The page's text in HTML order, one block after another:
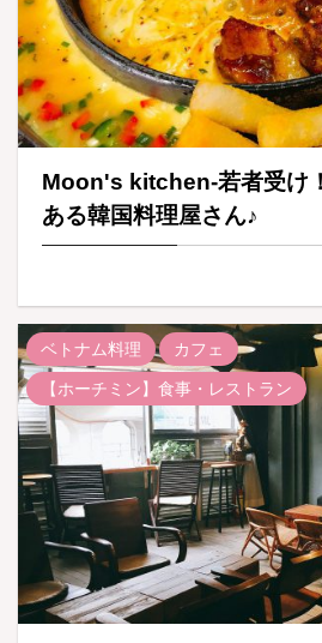
Moon's kitchen-若者受け
ある韓国料理屋さん♪
ベトナム料理
カフェ
【ホーチミン】食事・レストラン